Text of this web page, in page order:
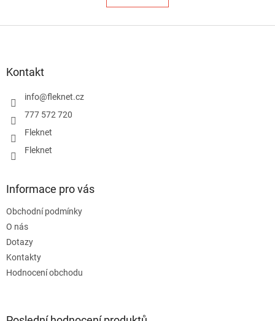
á
k
v
Kontakt
info@fleknet.cz
777 572 720
Fleknet
Fleknet
Informace pro vás
Obchodní podmínky
O nás
Dotazy
Kontakty
Hodnocení obchodu